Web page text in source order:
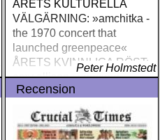
ÅRETS KULTURELLA
VÄLGÄRNING: »amchitka -
the 1970 concert that
launched greenpeace«
ÅRETS KVINNLIGA RÖST:
amy allison : sheffield
streets (urban myth)
ÅRETS SKILSMÄSSA:
amy speace : the killer in
me (wildflower) ÅRETS
Peter Holmstedt
Recension